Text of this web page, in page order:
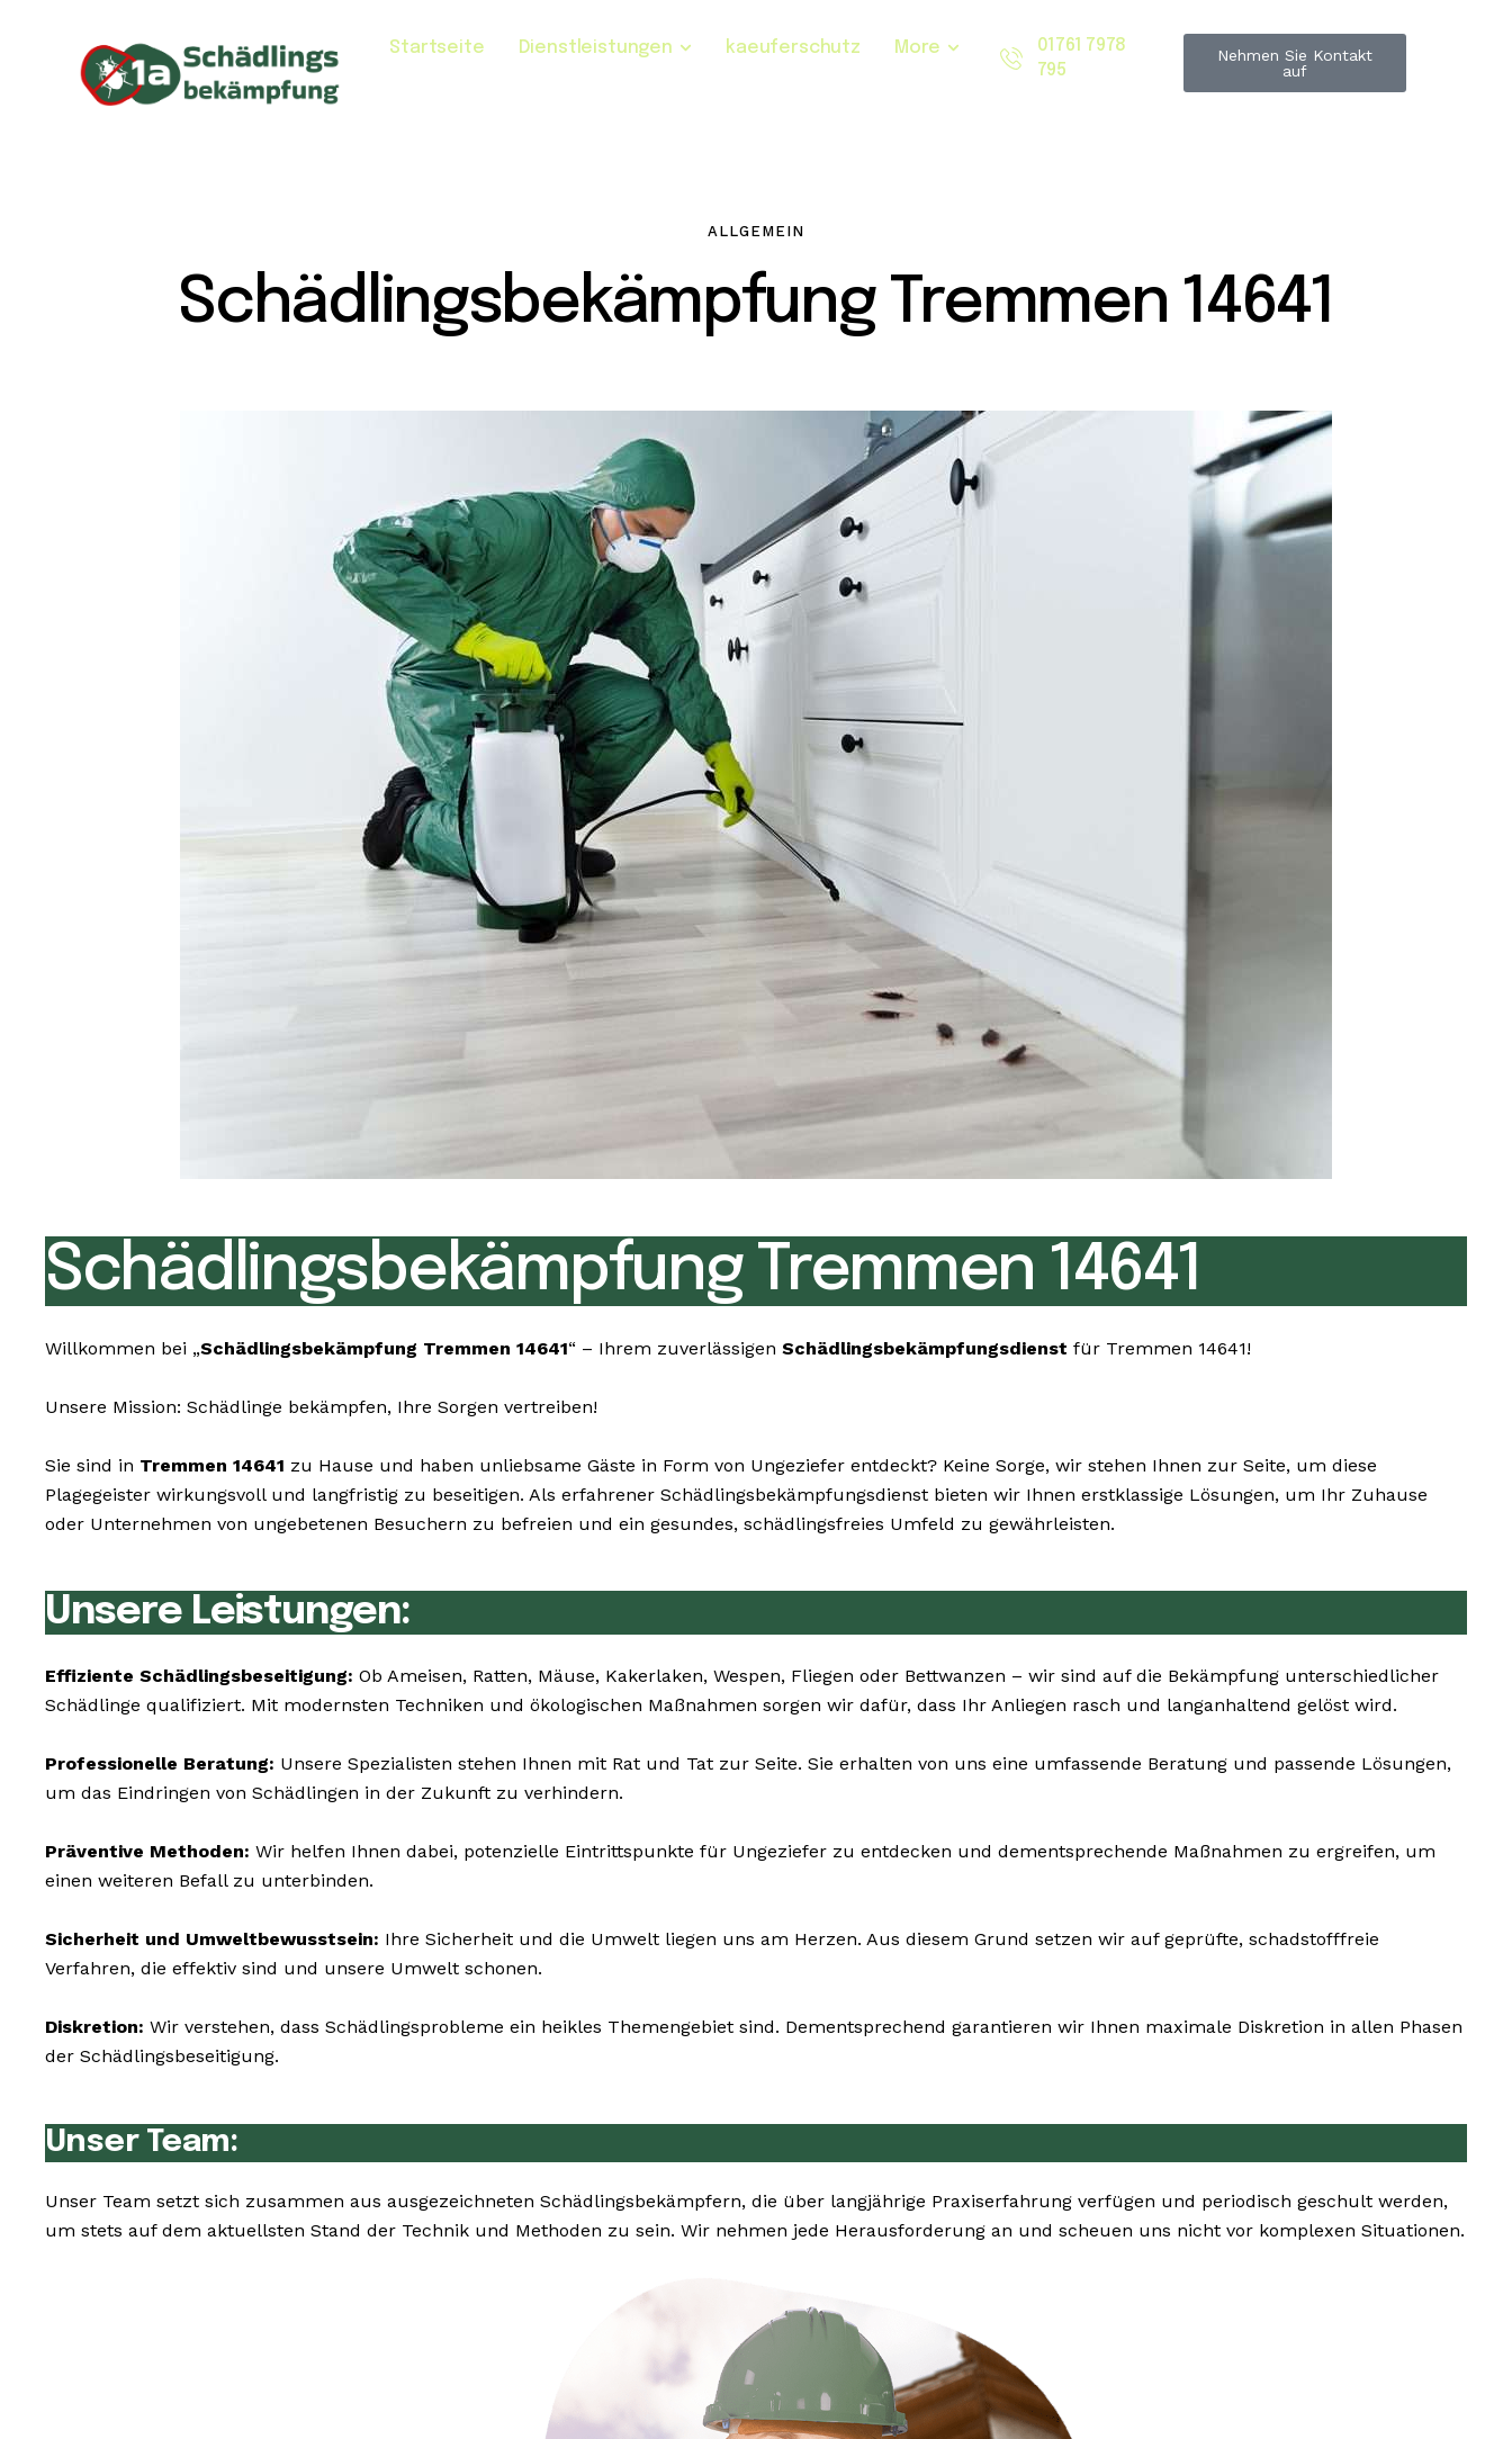
Startseite Dienstleistungen kaeuferschutz More
01761 7978
795
Nehmen Sie Kontakt
auf
ALLGEMEIN
Schädlingsbekämpfung Tremmen 14641
Schädlingsbekämpfung Tremmen 14641
Willkommen bei „Schädlingsbekämpfung Tremmen 14641“ – Ihrem zuverlässigen Schädlingsbekämpfungsdienst für Tremmen 14641!
Unsere Mission: Schädlinge bekämpfen, Ihre Sorgen vertreiben!
Sie sind in Tremmen 14641 zu Hause und haben unliebsame Gäste in Form von Ungeziefer entdeckt? Keine Sorge, wir stehen Ihnen zur Seite, um diese
Plagegeister wirkungsvoll und langfristig zu beseitigen. Als erfahrener Schädlingsbekämpfungsdienst bieten wir Ihnen erstklassige Lösungen, um Ihr Zuhause
oder Unternehmen von ungebetenen Besuchern zu befreien und ein gesundes, schädlingsfreies Umfeld zu gewährleisten.
Unsere Leistungen:
Effiziente Schädlingsbeseitigung: Ob Ameisen, Ratten, Mäuse, Kakerlaken, Wespen, Fliegen oder Bettwanzen – wir sind auf die Bekämpfung unterschiedlicher
Schädlinge qualifiziert. Mit modernsten Techniken und ökologischen Maßnahmen sorgen wir dafür, dass Ihr Anliegen rasch und langanhaltend gelöst wird.
Professionelle Beratung: Unsere Spezialisten stehen Ihnen mit Rat und Tat zur Seite. Sie erhalten von uns eine umfassende Beratung und passende Lösungen,
um das Eindringen von Schädlingen in der Zukunft zu verhindern.
Präventive Methoden: Wir helfen Ihnen dabei, potenzielle Eintrittspunkte für Ungeziefer zu entdecken und dementsprechende Maßnahmen zu ergreifen, um
einen weiteren Befall zu unterbinden.
Sicherheit und Umweltbewusstsein: Ihre Sicherheit und die Umwelt liegen uns am Herzen. Aus diesem Grund setzen wir auf geprüfte, schadstofffreie
Verfahren, die effektiv sind und unsere Umwelt schonen.
Diskretion: Wir verstehen, dass Schädlingsprobleme ein heikles Themengebiet sind. Dementsprechend garantieren wir Ihnen maximale Diskretion in allen Phasen
der Schädlingsbeseitigung.
Unser Team:
Unser Team setzt sich zusammen aus ausgezeichneten Schädlingsbekämpfern, die über langjährige Praxiserfahrung verfügen und periodisch geschult werden,
um stets auf dem aktuellsten Stand der Technik und Methoden zu sein. Wir nehmen jede Herausforderung an und scheuen uns nicht vor komplexen Situationen.